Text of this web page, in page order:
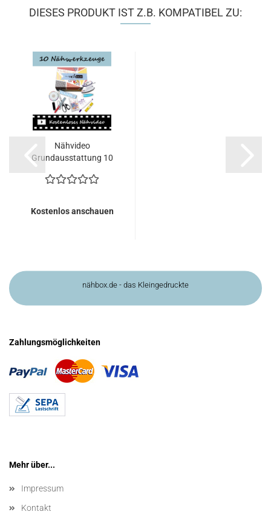
DIESES PRODUKT IST Z.B. KOMPATIBEL ZU:
Nähvideo
Grundausstattung 10
Kostenlos anschauen
nähbox.de - das Kleingedruckte
Zahlungsmöglichkeiten
Mehr über...
Impressum
Kontakt